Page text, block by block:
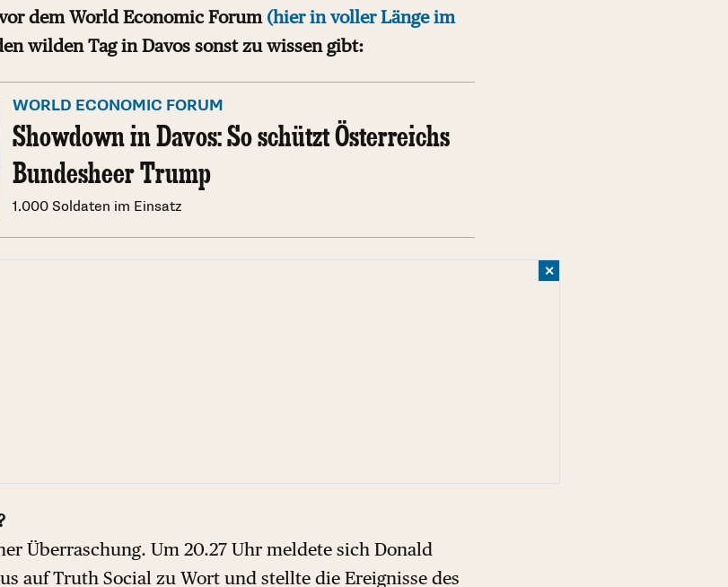
dem World Economic Forum (hier in voller Länge im
wilden Tag in Davos sonst zu wissen gibt:
WORLD ECONOMIC FORUM
Showdown in Davos: So schützt Österreichs
Bundesheer Trump
1.000 Soldaten im Einsatz
✕
Überraschung. Um 20.27 Uhr meldete sich Donald
auf Truth Social zu Wort und stellte die Ereignisse des